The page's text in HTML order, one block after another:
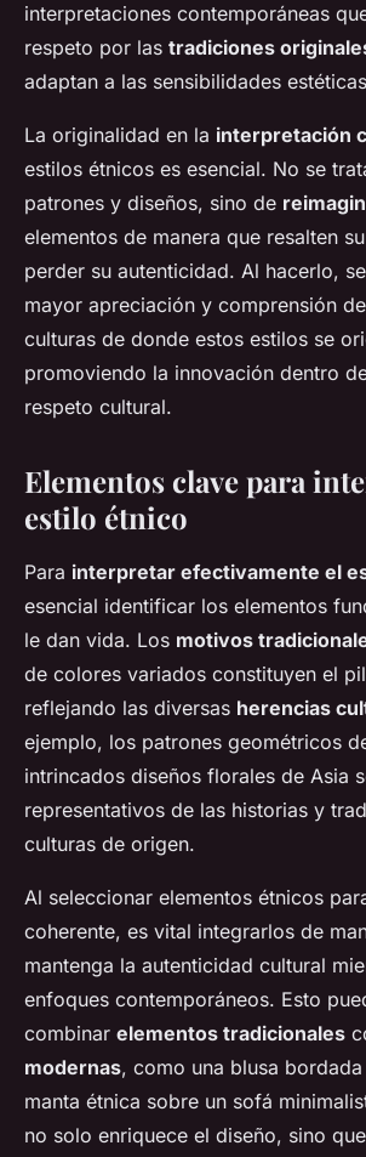
interpretaciones contemporáneas
respeto por las tradiciones
adaptan a las sensibilidades
La originalidad en la interpretación
estilos étnicos es esencial. No se
patrones y diseños, sino de
elementos de manera que resalten
perder su autenticidad. Al hacerlo,
mayor apreciación y comprensión
culturas de donde estos estilos se
promoviendo la innovación dentro
respeto cultural.
Elementos clave para
estilo étnico
Para interpretar efectivamente el
esencial identificar los elementos
le dan vida. Los motivos
de colores variados constituyen el
reflejando las diversas herencias
ejemplo, los patrones geométricos
intrincados diseños florales de Asia
representativos de las historias y
culturas de origen.
Al seleccionar elementos étnicos
coherente, es vital integrarlos de
mantenga la autenticidad cultural
enfoques contemporáneos. Esto
combinar elementos tradicionales
modernas, como una blusa
manta étnica sobre un sofá
no solo enriquece el diseño, sino